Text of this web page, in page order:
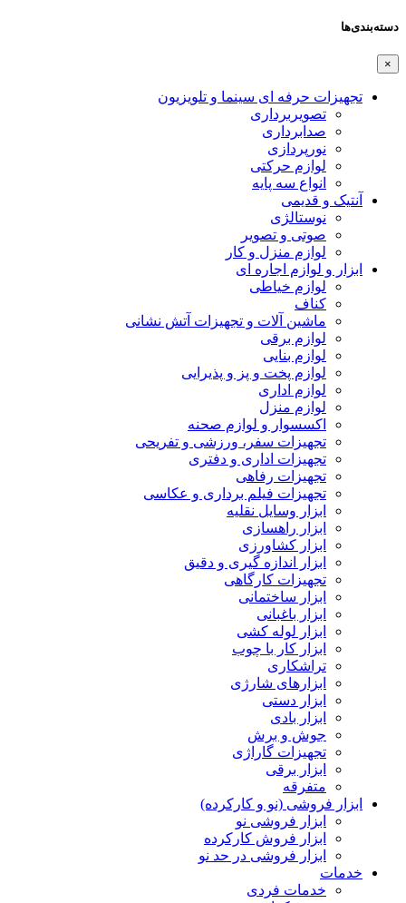
دسته‌بندی‌ها
×
تجهیزات حرفه ای سینما و تلویزیون
تصویربرداری
صدابرداری
نورپردازی
لوازم حرکتی
انواع سه پایه
آنتیک و قدیمی
نوستالژی
صوتی و تصویر
لوازم منزل و کار
ابزار و لوازم اجاره ای
لوازم خیاطی
کناف
ماشین آلات و تجهیزات آتش نشانی
لوازم برقی
لوازم بنایی
لوازم پخت و پز و پذیرایی
لوازم اداری
لوازم منزل
اکسسوار و لوازم صحنه
تجهیزات سفر، ورزشی و تفریحی
تجهیزات اداری و دفتری
تجهیزات رفاهی
تجهیزات فیلم برداری و عکاسی
ابزار وسایل نقلیه
ابزار راهسازی
ابزار کشاورزی
ابزار اندازه گیری و دقیق
تجهیزات کارگاهی
ابزار ساختمانی
ابزار باغبانی
ابزار لوله کشی
ابزار کار با چوب
تراشکاری
ابزارهای شارژی
ابزار دستی
ابزار بادی
جوش و برش
تجهیزات گاراژی
ابزار برقی
متفرقه
ابزار فروشی (نو و کارکرده)
ابزار فروشی نو
ابزار فروش کارکرده
ابزار فروشی در حد نو
خدمات
خدمات فردی